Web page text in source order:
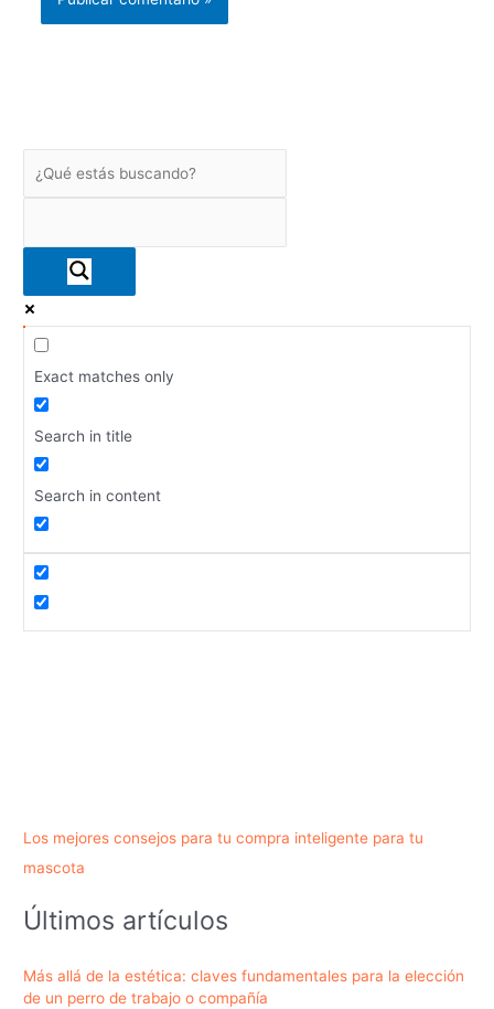
Exact matches only
Search in title
Search in content
Los mejores consejos para tu compra inteligente para tu
mascota
Últimos artículos
Más allá de la estética: claves fundamentales para la elección
de un perro de trabajo o compañía